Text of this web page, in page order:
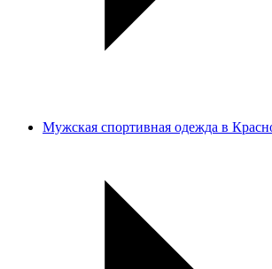
Мужская спортивная одежда в